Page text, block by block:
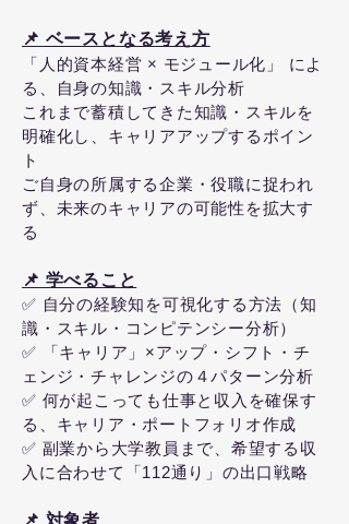
📌 ベースとなる考え方
「人的資本経営 × モジュール化」 によ
る、自身の知識・スキル分析
これまで蓄積してきた知識・スキルを
明確化し、キャリアアップするポイン
ト
ご自身の所属する企業・役職に捉われ
ず、未来のキャリアの可能性を拡大す
る
📌 学べること
✅ 自分の経験知を可視化する方法（知
識・スキル・コンピテンシー分析）
✅ 「キャリア」×アップ・シフト・チ
ェンジ・チャレンジの４パターン分析
✅ 何が起こっても仕事と収入を確保す
る、キャリア・ポートフォリオ作成
✅ 副業から大学教員まで、希望する収
入に合わせて「112通り」の出口戦略
📌 対象者